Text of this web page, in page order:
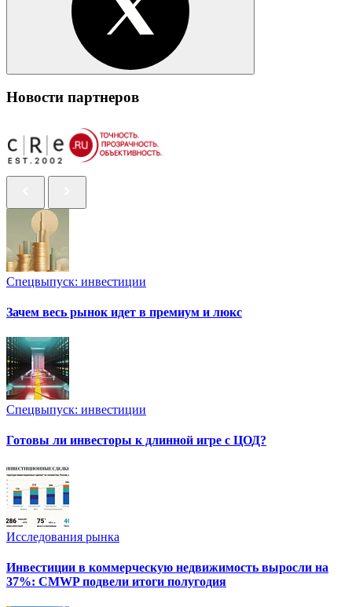
Новости партнеров
Спецвыпуск: инвестиции
Зачем весь рынок идет в премиум и люкс
Спецвыпуск: инвестиции
Готовы ли инвесторы к длинной игре с ЦОД?
Исследования рынка
Инвестиции в коммерческую недвижимость выросли на
37%: CMWP подвели итоги полугодия